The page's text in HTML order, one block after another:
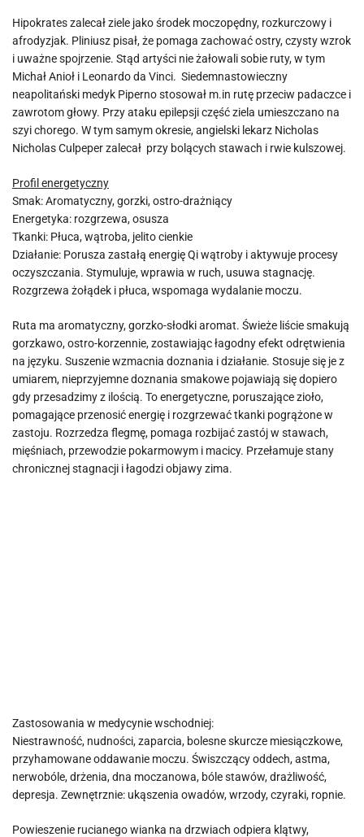
Hipokrates zalecał ziele jako środek moczopędny, rozkurczowy i
afrodyzjak. Pliniusz pisał, że pomaga zachować ostry, czysty wzrok
i uważne spojrzenie. Stąd artyści nie żałowali sobie ruty, w tym
Michał Anioł i Leonardo da Vinci. Siedemnastowieczny
neapolitański medyk Piperno stosował m.in rutę przeciw padaczce i
zawrotom głowy. Przy ataku epilepsji część ziela umieszczano na
szyi chorego. W tym samym okresie, angielski lekarz Nicholas
Nicholas Culpeper zalecał przy bolących stawach i rwie kulszowej.
Profil energetyczny
Smak: Aromatyczny, gorzki, ostro-drażniący
Energetyka: rozgrzewa, osusza
Tkanki: Płuca, wątroba, jelito cienkie
Działanie: Porusza zastałą energię Qi wątroby i aktywuje procesy
oczyszczania. Stymuluje, wprawia w ruch, usuwa stagnację.
Rozgrzewa żołądek i płuca, wspomaga wydalanie moczu.
Ruta ma aromatyczny, gorzko-słodki aromat. Świeże liście smakują
gorzkawo, ostro-korzennie, zostawiając łagodny efekt odrętwienia
na języku. Suszenie wzmacnia doznania i działanie. Stosuje się je z
umiarem, nieprzyjemne doznania smakowe pojawiają się dopiero
gdy przesadzimy z ilością. To energetyczne, poruszające zioło,
pomagające przenosić energię i rozgrzewać tkanki pogrążone w
zastoju. Rozrzedza flegmę, pomaga rozbijać zastój w stawach,
mięśniach, przewodzie pokarmowym i macicy. Przełamuje stany
chronicznej stagnacji i łagodzi objawy zima.
Zastosowania w medycynie wschodniej:
Niestrawność, nudności, zaparcia, bolesne skurcze miesiączkowe,
przyhamowane oddawanie moczu. Świszczący oddech, astma,
nerwobóle, drżenia, dna moczanowa, bóle stawów, drażliwość,
depresja. Zewnętrznie: ukąszenia owadów, wrzody, czyraki, ropnie.
Powieszenie rucianego wianka na drzwiach odpiera klątwy,